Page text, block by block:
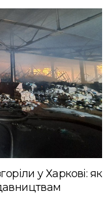
у Харкові: як